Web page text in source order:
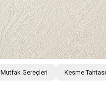
Mutfak Gereçleri Kesme Tahtası